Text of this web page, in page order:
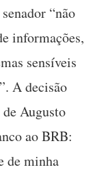
“não
informações,
sensíveis
A decisão
Augusto
ao BRB:
de minha